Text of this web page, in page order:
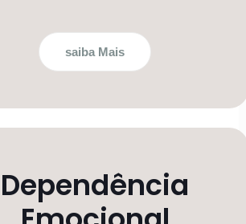
saiba Mais
Dependência